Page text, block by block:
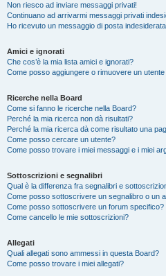
Non riesco ad inviare messaggi privati!
Continuano ad arrivarmi messaggi privati
Ho ricevuto un messaggio di posta
Amici e ignorati
Che cos’è la mia lista amici e ignorati?
Come posso aggiungere o rimuovere un
Ricerche nella Board
Come si fanno le ricerche nella Board?
Perché la mia ricerca non dà risultati?
Perché la mia ricerca dà come risultato una
Come posso cercare un utente?
Come posso trovare i miei messaggi e i miei
Sottoscrizioni e segnalibri
Qual è la differenza fra segnalibri e
Come posso sottoscrivere un segnalibro o un
Come posso sottoscrivere un forum specifico?
Come cancello le mie sottoscrizioni?
Allegati
Quali allegati sono ammessi in questa Board?
Come posso trovare i miei allegati?